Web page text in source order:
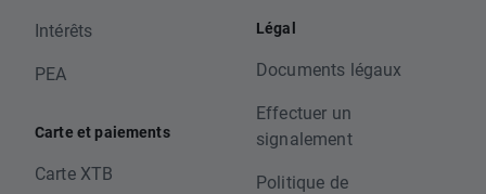
Intérêts
PEA
Carte et paiements
Carte XTB
Légal
Documents légaux
Effectuer un
signalement
Politique de